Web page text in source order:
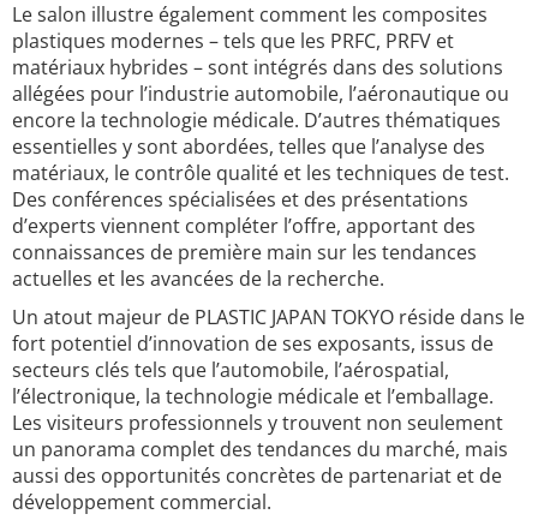
Le salon illustre également comment les composites
plastiques modernes – tels que les PRFC, PRFV et
matériaux hybrides – sont intégrés dans des solutions
allégées pour l’industrie automobile, l’aéronautique ou
encore la technologie médicale. D’autres thématiques
essentielles y sont abordées, telles que l’analyse des
matériaux, le contrôle qualité et les techniques de test.
Des conférences spécialisées et des présentations
d’experts viennent compléter l’offre, apportant des
connaissances de première main sur les tendances
actuelles et les avancées de la recherche.
Un atout majeur de PLASTIC JAPAN TOKYO réside dans le
fort potentiel d’innovation de ses exposants, issus de
secteurs clés tels que l’automobile, l’aérospatial,
l’électronique, la technologie médicale et l’emballage.
Les visiteurs professionnels y trouvent non seulement
un panorama complet des tendances du marché, mais
aussi des opportunités concrètes de partenariat et de
développement commercial.